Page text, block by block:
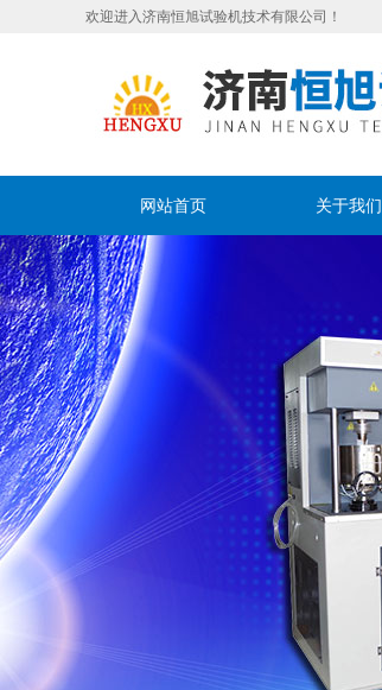
欢迎进入济南恒旭试验机技术有限公司！
网站首页 关于我们